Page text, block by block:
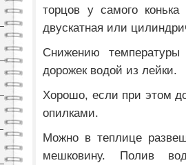
торцов у самого
двускатная или
Снижению
дорожек водой из лейки.
Хорошо, если при этом
опилками.
Можно в теплице
мешковину. Полив